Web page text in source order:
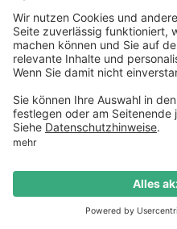
Impressum
Datenschutzerklärung
AGB
2026